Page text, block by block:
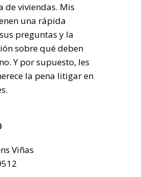
de viviendas. Mis
una rápida
preguntas y la
sobre qué deben
Y por supuesto, les
la pena litigar en
Viñas